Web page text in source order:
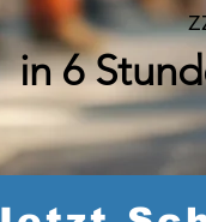
in 6